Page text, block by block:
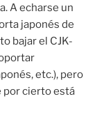
A echarse un
japonés de
bajar el CJK-
etc.), pero
por cierto está